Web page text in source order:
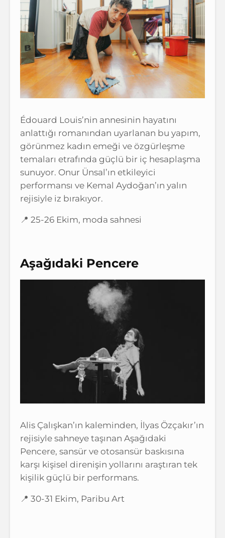
Édouard Louis’nin annesinin hayatını
anlattığı romanından uyarlanan bu yapım,
görünmez kadın emeği ve özgürleşme
temaları etrafında güçlü bir iç hesaplaşma
sunuyor. Onur Ünsal’ın etkileyici
performansı ve Kemal Aydoğan’ın yalın
rejisiyle iz bırakıyor.
📍 25-26 Ekim, moda sahnesi
Aşağıdaki Pencere
Alis Çalışkan’ın kaleminden, İlyas Özçakır’ın
rejisiyle sahneye taşınan Aşağıdaki
Pencere, sansür ve otosansür baskısına
karşı kişisel direnişin yollarını araştıran tek
kişilik güçlü bir performans.
📍 30-31 Ekim, Paribu Art